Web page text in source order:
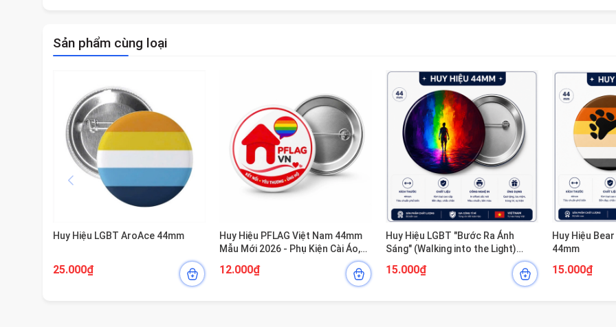
Sản phẩm cùng loại
Huy Hiệu LGBT AroAce 44mm
25.000₫
Huy Hiệu PFLAG Việt Nam 44mm
Mẫu Mới 2026 - Phụ Kiện Cài Áo,
12.000₫
Huy Hiệu LGBT "Bước Ra Ánh
Sáng" (Walking into the Light)
15.000₫
Huy Hiệu
44mm
15.000₫